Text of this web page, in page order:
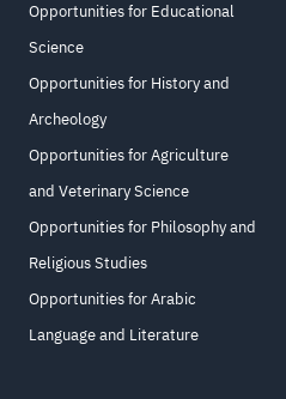
Opportunities for Educational
Science
Opportunities for History and
Archeology
Opportunities for Agriculture
and Veterinary Science
Opportunities for Philosophy and
Religious Studies
Opportunities for Arabic
Language and Literature